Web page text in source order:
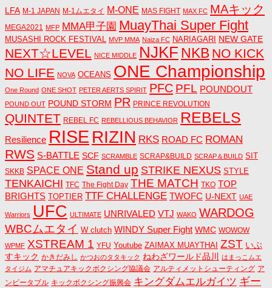
LFA M-1 JAPAN M-1ムエタイ M-ONE MAS FIGHT MAX FC MAキック
MEGA2021 MFP MMA甲子園 MuayThai Super Fight
MUSASHI ROCK FESTIVAL MVP MMA Naiza FC NARIAGARI NEW GATE
NEXT☆LEVEL NICE MIDDLE NJKF NKB NO KICK
NO LIFE NOVA OCEANS ONE Championship
One Round ONE SHOT PETER AERTS SPIRIT PFC PFL POUNDOUT
POUND OUT POUND STORM PR PRINCE REVOLUTION
QUINTET REBEL FC REBELLIOUS BEHAVIOR REBELS
Resilience RISE RIZIN RKS ROAD FC ROMAN
RWS S-BATTLE SCF SCRAMBLE SCRAP&BUILD SCRAP＆BUILD SIT
SKKB SPACE ONE Stand up STRIKE NEXUS STYLE
TENKAICHI TFC The Fight Day THE MATCH TKO TOP
BRIGHTS TOPTIER TTF CHALLENGE TWOFC U-NEXT UAE
Warriors UFC ULTIMATE UNRIVALED VTJ WAKO WARDOG
WBCムエタイ W clutch WINDY Super Fight WMC WOWOW
WPMF XSTREAM 1 YFU Youtube ZAIMAX MUAYTHAI ZST いぶ
すキック かきだみし かつおのタタキック ねわざワールド品川
はまっこムエ
タイジム アマチュアキックボクシング協議会 アルティメットシューティング ア
ンビータブル キックボクシング振興会 キングダムエルガイツ ギー